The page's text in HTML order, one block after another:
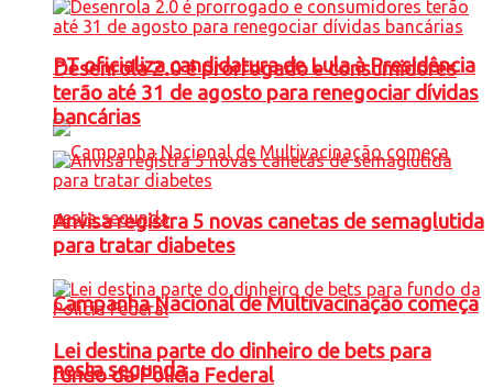
PT oficializa candidatura de Lula à Presidência
Campanha Nacional de Multivacinação começa
nesta segunda
Desenrola 2.0 é prorrogado e consumidores
terão até 31 de agosto para renegociar dívidas
bancárias
Anvisa registra 5 novas canetas de semaglutida
para tratar diabetes
Lei destina parte do dinheiro de bets para
fundo da Polícia Federal